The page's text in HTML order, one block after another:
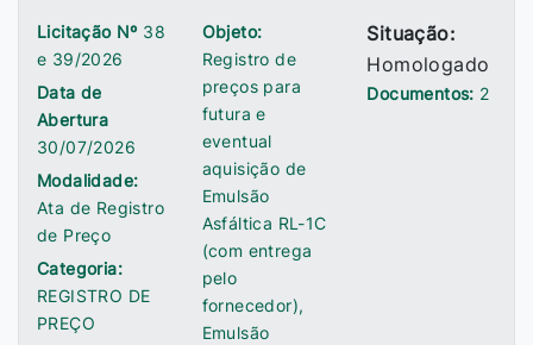
Licitação Nº 38
e 39/2026
Data de
Abertura
30/07/2026
Modalidade:
Ata de Registro
de Preço
Categoria:
REGISTRO DE
PREÇO
Objeto:
Registro de
preços para
futura e
eventual
aquisição de
Emulsão
Asfáltica RL-1C
(com entrega
pelo
fornecedor),
Emulsão
Situação:
Homologado
Documentos: 2